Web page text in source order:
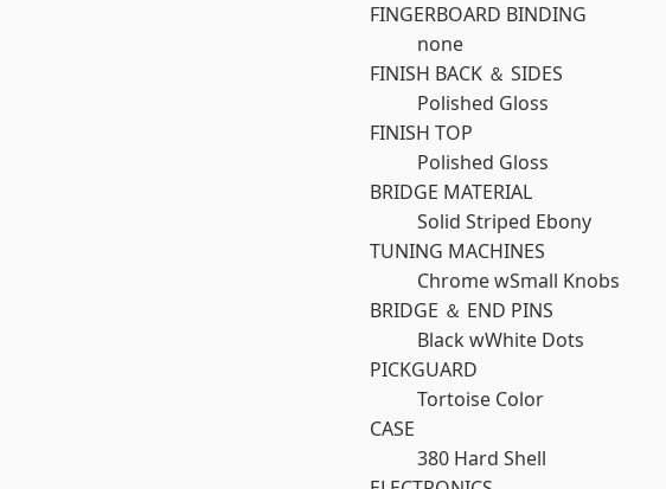
FINGERBOARD BINDING
none
FINISH BACK ＆ SIDES
Polished Gloss
FINISH TOP
Polished Gloss
BRIDGE MATERIAL
Solid Striped Ebony
TUNING MACHINES
Chrome wSmall Knobs
BRIDGE ＆ END PINS
Black wWhite Dots
PICKGUARD
Tortoise Color
CASE
380 Hard Shell